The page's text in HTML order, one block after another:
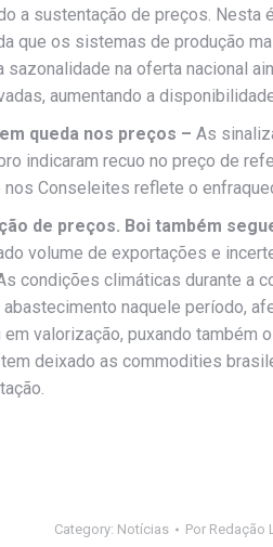
a sustentação de preços.
que os sistemas de produção
sazonalidade na oferta nacional
aumentando a
queda nos preços – As
indicaram recuo no preço de
nos Conseleites reflete o
de preços. Boi também
volume de exportações e
condições climáticas durante a
naquele período,
valorização, puxando
deixado as commodities
Category: Notícias Por Redação